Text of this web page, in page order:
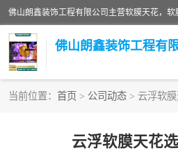
佛山朗鑫装饰工程有
当前位置： 首页 > 公司动态 > 云浮软
云浮软膜天花